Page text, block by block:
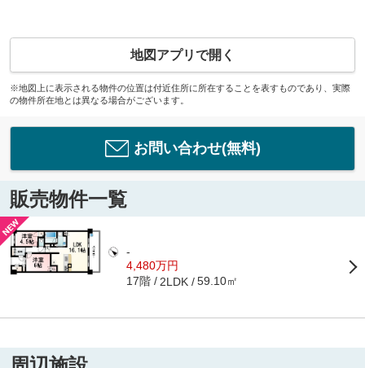
地図アプリで開く
※地図上に表示される物件の位置は付近住所に所在することを表すものであり、実際
の物件所在地とは異なる場合がございます。
お問い合わせ(無料)
販売物件一覧
-
4,480万円
17階 2LDK 59.10㎡